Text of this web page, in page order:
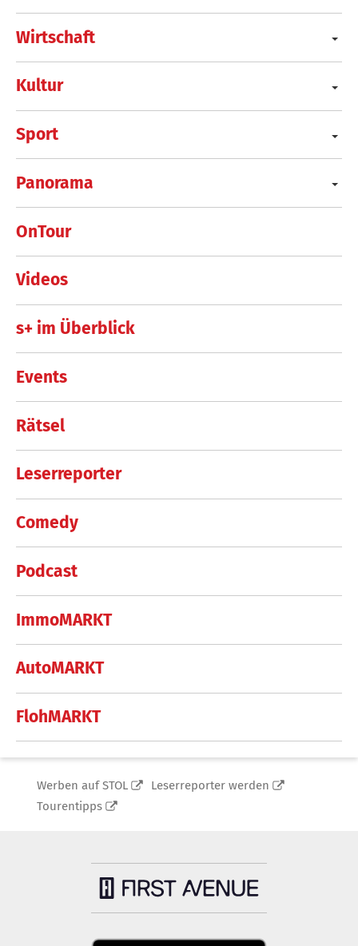
Wirtschaft
Kultur
Sport
Panorama
OnTour
Videos
s+ im Überblick
Events
Rätsel
Leserreporter
Comedy
Podcast
ImmoMARKT
AutoMARKT
FlohMARKT
Werben auf STOL
Leserreporter werden
Tourentipps